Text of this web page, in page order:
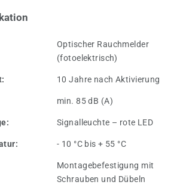
Optischer Rauchmelder
(fotoelektrisch)
10 Jahre nach Aktivierung
min. 85 dB (A)
Signalleuchte – rote LED
- 10 °C bis + 55 °C
Montagebefestigung mit
Schrauben und Dübeln